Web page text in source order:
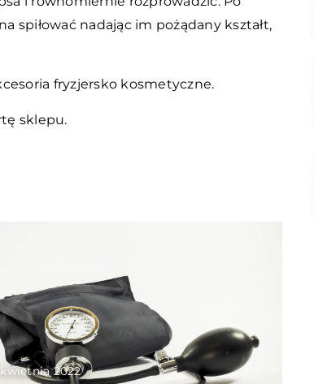
spiłować nadając im pożądany kształt,
fryzjersko kosmetyczne.
sklepu.
2022